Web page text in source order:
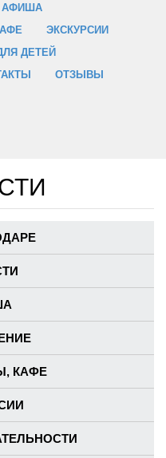
АФИША
ЭКСКУРСИИ
ДЕТЕЙ
ОТЗЫВЫ
КАФЕ